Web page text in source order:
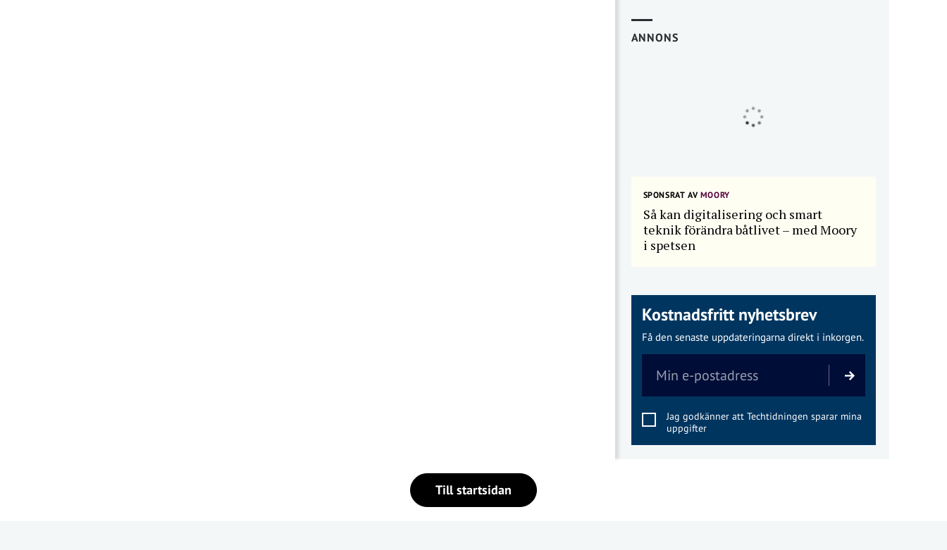
ANNONS
SPONSRAT AVMOORY
Så kan digitalisering och smart
teknik förändra båtlivet – med Moory
i spetsen
Kostnadsfritt nyhetsbrev
Få den senaste uppdateringarna direkt i inkorgen.
Jag godkänner att Techtidningen sparar mina
uppgifter
Till startsidan